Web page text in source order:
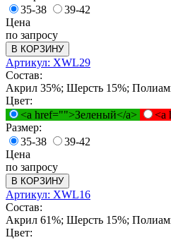
35-38
39-42
Цена
по запросу
В КОРЗИНУ
Артикул: XWL29
Состав:
Акрил 35%; Шерсть 15%;
Цвет:
<a href="">Зеленый</a>
<a
Размер:
35-38
39-42
Цена
по запросу
В КОРЗИНУ
Артикул: XWL16
Состав:
Акрил 61%; Шерсть 15%;
Цвет: